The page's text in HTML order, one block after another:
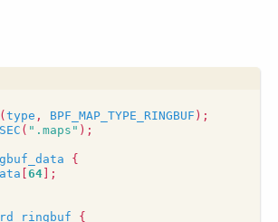
( type , BPF_MAP_TYPE_RINGBUF );
SEC ( ".maps" );
{
64 ];
{